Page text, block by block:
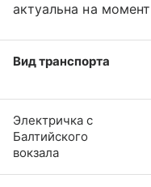
актуальна на
Вид транспорта
Электричка с
Балтийского
вокзала